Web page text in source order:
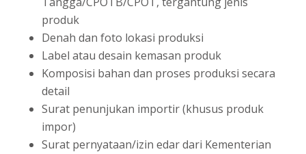
produk
Denah dan foto lokasi produksi
Label atau desain kemasan produk
Komposisi bahan dan proses produksi secara
detail
Surat penunjukan importir (khusus produk
impor)
Surat pernyataan/izin edar dari Kementerian